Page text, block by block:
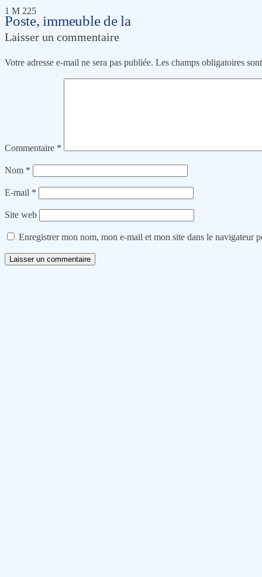
Poste, immeuble de la
1 M 225
Laisser un commentaire
Votre adresse e-mail ne sera pas publiée. Les champs obligatoires
Commentaire *
Nom *
E-mail *
Site web
Enregistrer mon nom, mon e-mail et mon site dans le navigateur